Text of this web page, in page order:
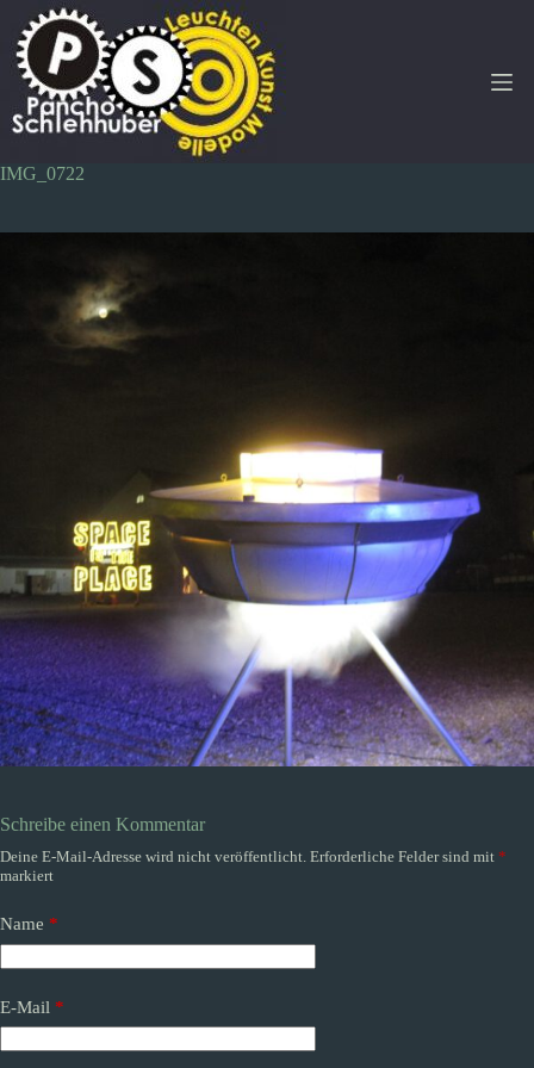
Inhalt
springen
IMG_0722
Schreibe einen Kommentar
Deine E-Mail-Adresse wird nicht veröffentlicht. Erforderliche Felder sind mit *
markiert
Name *
E-Mail *